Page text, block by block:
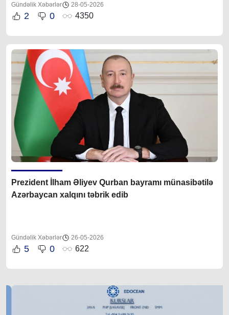
Gündəlik Xəbərlər 28-05-2026
2 0 4350
Prezident İlham Əliyev Qurban bayramı münasibətilə
Azərbaycan xalqını təbrik edib
Gündəlik Xəbərlər 26-05-2026
5 0 622